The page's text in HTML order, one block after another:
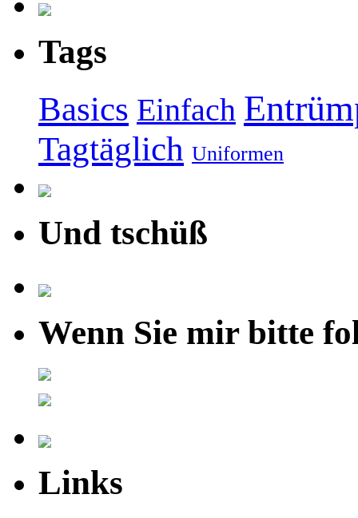
Tags
Basics Einfach
Tagtäglich Uniformen
Und tschüß
Wenn Sie mir bitte
Links